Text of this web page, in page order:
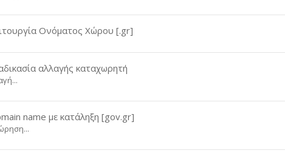
Ονόματος Χώρου [.gr]
αλλαγής καταχωρητή
name με κατάληξη [gov.gr]